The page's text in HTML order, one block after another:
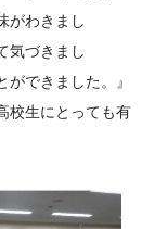
がわきまし
気づきまし
できました。』
校生にとっても有